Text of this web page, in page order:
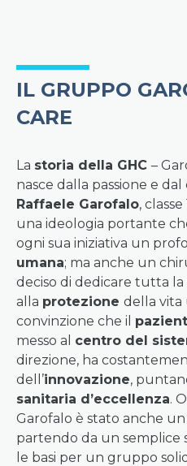
IL GRUPPO
CARE
La storia della GHC –
nasce dalla passione e
Raffaele Garofalo,
una ideologia portante
ogni sua iniziativa un
umana; ma anche un
deciso di dedicare tutta la
alla protezione della vita
convinzione che il
messo al centro del
direzione, ha
dell’innovazione,
sanitaria d’eccellenza.
Garofalo è stato anche
partendo da un semplice
le basi per un gruppo